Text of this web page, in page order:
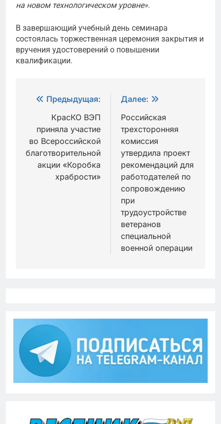
на новом технологическом уровне».
В завершающий учебный день семинара
состоялась торжественная церемония закрытия и
вручения удостоверений о повышении
квалификации.
Навигация
записям
Предыдущая:
КрасКО ВЭП
приняла участие
во Всероссийской
благотворительной
акции «Коробка
храбрости»
Далее:
Российская
трехсторонняя
комиссия
утвердила проект
рекомендаций для
работодателей по
сопровождению
при
трудоустройстве
ветеранов
специальной
военной операции